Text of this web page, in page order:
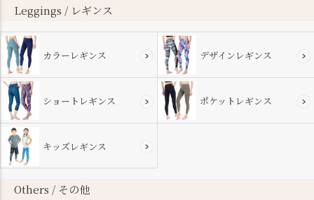
Leggings / レギンス
カラーレギンス デザインレギンス
ショートレギンス ポケットレギンス
キッズレギンス
Others / その他